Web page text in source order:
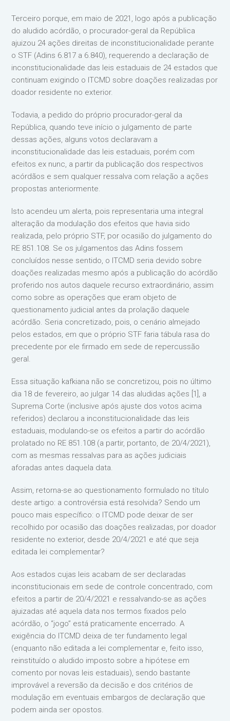
Terceiro porque, em maio de 2021, logo após a publicação
do aludido acórdão, o procurador-geral da República
ajuizou 24 ações direitas de inconstitucionalidade perante
o STF (Adins 6.817 a 6.840), requerendo a declaração de
inconstitucionalidade das leis estaduais de 24 estados que
continuam exigindo o ITCMD sobre doações realizadas por
doador residente no exterior.
Todavia, a pedido do próprio procurador-geral da
República, quando teve início o julgamento de parte
dessas ações, alguns votos declaravam a
inconstitucionalidade das leis estaduais, porém com
efeitos ex nunc, a partir da publicação dos respectivos
acórdãos e sem qualquer ressalva com relação a ações
propostas anteriormente.
Isto acendeu um alerta, pois representaria uma integral
alteração da modulação dos efeitos que havia sido
realizada, pelo próprio STF, por ocasião do julgamento do
RE 851.108. Se os julgamentos das Adins fossem
concluídos nesse sentido, o ITCMD seria devido sobre
doações realizadas mesmo após a publicação do acórdão
proferido nos autos daquele recurso extraordinário, assim
como sobre as operações que eram objeto de
questionamento judicial antes da prolação daquele
acórdão. Seria concretizado, pois, o cenário almejado
pelos estados, em que o próprio STF faria tábula rasa do
precedente por ele firmado em sede de repercussão
geral.
Essa situação kafkiana não se concretizou, pois no último
dia 18 de fevereiro, ao julgar 14 das aludidas ações [1], a
Suprema Corte (inclusive após ajuste dos votos acima
referidos) declarou a inconstitucionalidade das leis
estaduais, modulando-se os efeitos a partir do acórdão
prolatado no RE 851.108 (a partir, portanto, de 20/4/2021),
com as mesmas ressalvas para as ações judiciais
aforadas antes daquela data.
Assim, retorna-se ao questionamento formulado no título
deste artigo: a controvérsia está resolvida? Sendo um
pouco mais específico: o ITCMD pode deixar de ser
recolhido por ocasião das doações realizadas, por doador
residente no exterior, desde 20/4/2021 e até que seja
editada lei complementar?
Aos estados cujas leis acabam de ser declaradas
inconstitucionais em sede de controle concentrado, com
efeitos a partir de 20/4/2021 e ressalvando-se as ações
ajuizadas até aquela data nos termos fixados pelo
acórdão, o “jogo” está praticamente encerrado. A
exigência do ITCMD deixa de ter fundamento legal
(enquanto não editada a lei complementar e, feito isso,
reinstituído o aludido imposto sobre a hipótese em
comento por novas leis estaduais), sendo bastante
improvável a reversão da decisão e dos critérios de
modulação em eventuais embargos de declaração que
podem ainda ser opostos.